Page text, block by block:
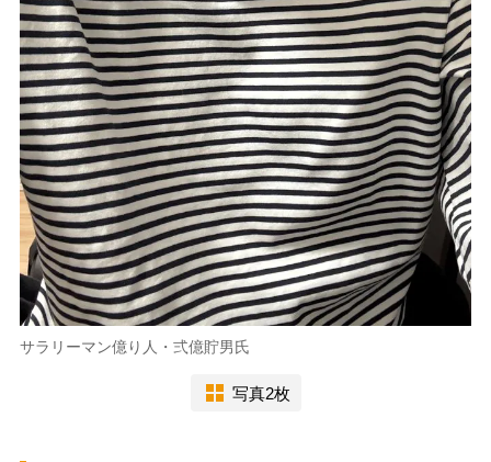
サラリーマン億り人・弍億貯男氏
写真2枚